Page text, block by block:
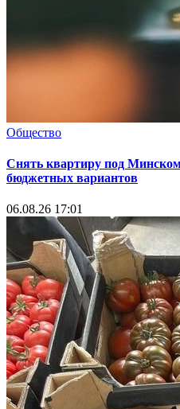
Общество
Снять квартиру под
бюджетных вариантов
06.08.26 17:01